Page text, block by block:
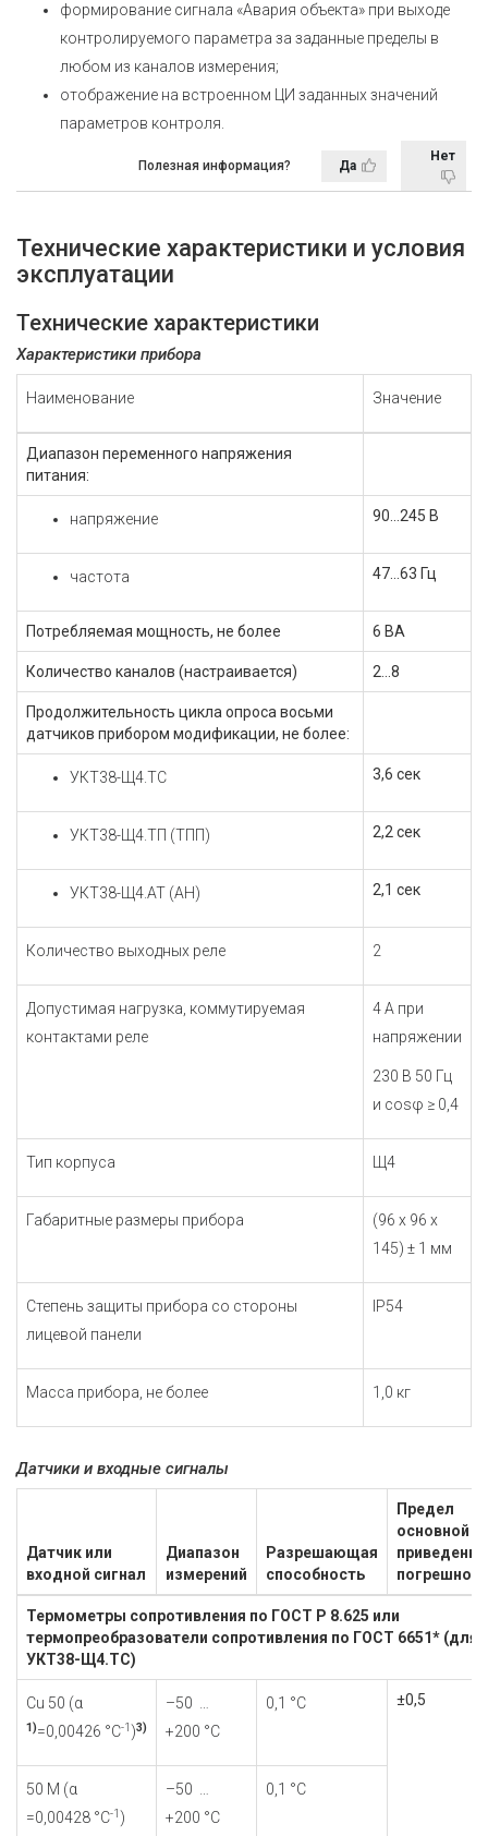
формирование сигнала «Авария объекта» при выходе
контролируемого параметра за заданные пределы в
любом из каналов измерения;
отображение на встроенном ЦИ заданных значений
параметров контроля.
Полезная информация? Да
Нет
Технические характеристики и условия
эксплуатации
Технические характеристики
Характеристики прибора
Наименование Значение
Диапазон переменного напряжения
питания:
напряжение 90...245 В
частота 47…63 Гц
Потребляемая мощность, не более 6 ВА
Количество каналов (настраивается) 2...8
Продолжительность цикла опроса восьми
датчиков прибором модификации, не более:
УКТ38-Щ4.ТС 3,6 сек
УКТ38-Щ4.ТП (ТПП) 2,2 сек
УКТ38-Щ4.АТ (АН) 2,1 сек
Количество выходных реле 2
Допустимая нагрузка, коммутируемая
контактами реле
4 А при
напряжении
230 В 50 Гц
и cosφ ≥ 0,4
Тип корпуса Щ4
Габаритные размеры прибора
(96 х 96 х
145) ± 1 мм
Степень защиты прибора со стороны
лицевой панели
IР54
Масса прибора, не более 1,0 кг
Датчики и входные сигналы
Датчик или
входной сигнал
Диапазон
измерений
Разрешающая
способность
Предел
основной
Термометры сопротивления по ГОСТ Р 8.625 или
термопреобразователи сопротивления по ГОСТ 6651* (для
УКТ38-Щ4.ТС)
Cu 50 (α
1)=0,00426 °С-1 )3)
–50 …
+200 °С
0,1 °С ±0,5
50 М (α
=0,00428 °С-1 )
–50 …
+200 °С
0,1 °С